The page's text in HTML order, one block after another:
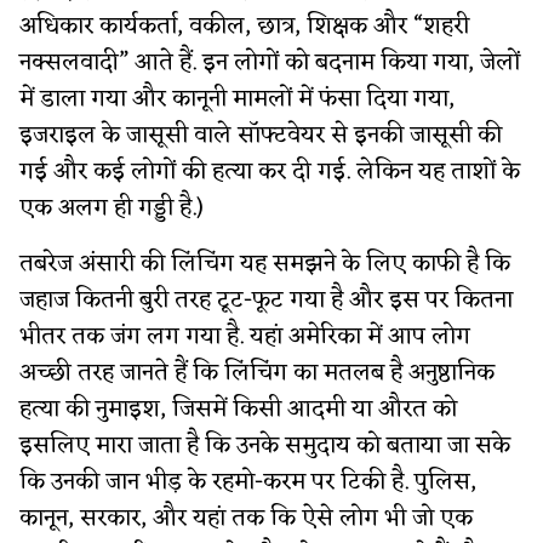
अधिकार कार्यकर्ता, वकील, छात्र, शिक्षक और “शहरी
नक्सलवादी” आते हैं. इन लोगों को बदनाम किया गया, जेलों
में डाला गया और कानूनी मामलों में फंसा दिया गया,
इजराइल के जासूसी वाले सॉफ्टवेयर से इनकी जासूसी की
गई और कई लोगों की हत्या कर दी गई. लेकिन यह ताशों के
एक अलग ही गड्डी है.)
तबरेज अंसारी की लिंचिंग यह समझने के लिए काफी है कि
जहाज कितनी बुरी तरह टूट-फूट गया है और इस पर कितना
भीतर तक जंग लग गया है. यहां अमेरिका में आप लोग
अच्छी तरह जानते हैं कि लिंचिंग का मतलब है अनुष्ठानिक
हत्या की नुमाइश, जिसमें किसी आदमी या औरत को
इसलिए मारा जाता है कि उनके समुदाय को बताया जा सके
कि उनकी जान भीड़ के रहमो-करम पर टिकी है. पुलिस,
कानून, सरकार, और यहां तक कि ऐसे लोग भी जो एक